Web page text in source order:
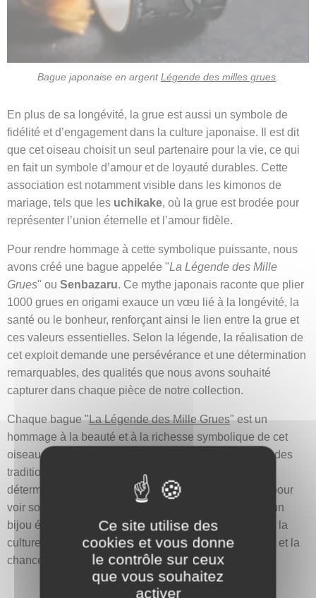
Bague japonaise en argent Légende des milles grues.
En plus de sa longévité, la grue est aussi un symbole de
fidélité et d’engagement dans la culture japonaise. Il est dit
que cet oiseau choisit un seul partenaire pour la vie, ce qui
en fait un symbole d’amour et de loyauté durables. Cette
association est notamment visible dans les kimonos de
mariage, tels que les uchikake, où la grue est brodée pour
représenter l’union éternelle et l’amour fidèle.
Pour rendre hommage à cette symbolique puissante, nous
avons créé une bague appelée "La Légende des Mille
Grues" ou Senbazaru. Ce mythe japonais raconte que plier
1000 grues en origami exauce un vœu lié à la longévité, la
santé ou le bonheur, renforçant ainsi le lien entre la grue et
ces valeurs essentielles. Selon la légende, la réalisation de
cet exploit demande une persévérance et une détermination
remarquables, des qualités que nous avons souhaité
capturer dans chaque pièce de notre collection.
Chaque bague "La Légende des Mille Grues" est un
hommage à la beauté et à la richesse symbolique de cet
oiseau emblématique. Elle invite à croire en la magie des
traditions japonaises et à poursuivre ses rêves avec
détermination et espoir, tout comme plier 1000 grues pour
voir son vœu exaucé. Cette pièce est non seulement un
bijou élégant mais également un symbole puissant de la
culture japonaise, représentant la fidélité, la longévité, et la
chance.
Ce site utilise des
cookies et vous donne
le contrôle sur ceux
que vous souhaitez
activer